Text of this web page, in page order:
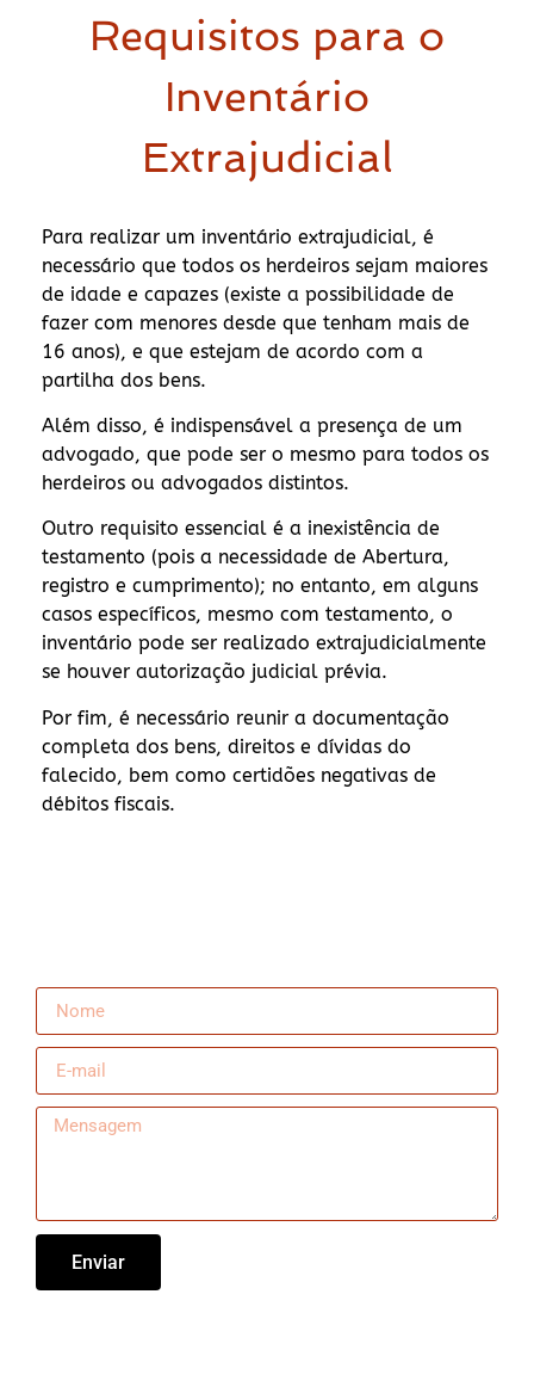
Requisitos para o
Inventário
Extrajudicial
Para realizar um inventário extrajudicial, é
necessário que todos os herdeiros sejam maiores
de idade e capazes (existe a possibilidade de
fazer com menores desde que tenham mais de
16 anos), e que estejam de acordo com a
partilha dos bens.
Além disso, é indispensável a presença de um
advogado, que pode ser o mesmo para todos os
herdeiros ou advogados distintos.
Outro requisito essencial é a inexistência de
testamento (pois a necessidade de Abertura,
registro e cumprimento); no entanto, em alguns
casos específicos, mesmo com testamento, o
inventário pode ser realizado extrajudicialmente
se houver autorização judicial prévia.
Por fim, é necessário reunir a documentação
completa dos bens, direitos e dívidas do
falecido, bem como certidões negativas de
débitos fiscais.
Enviar